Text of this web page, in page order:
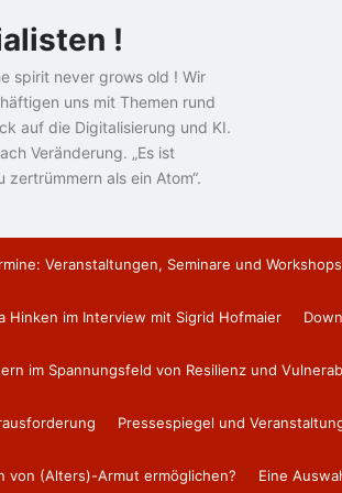
!
spirit never grows old ! Wir
uns mit Themen rund
auf die Digitalisierung und KI.
Veränderung. „Es ist
als ein Atom“.
Veranstaltungen, Seminare und Workshops
Hinken im Interview mit Sigrid Hofmaier
im Spannungsfeld von Resilienz und
Pressespiegel und
von (Alters)-Armut ermöglichen? Eine